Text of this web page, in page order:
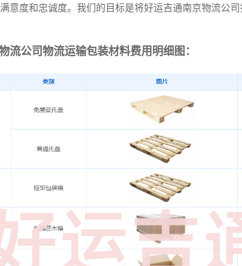
意度和忠诚度。我们的目标是将好运吉通南京物流公
流公司物流运输包装材料费用明细图：